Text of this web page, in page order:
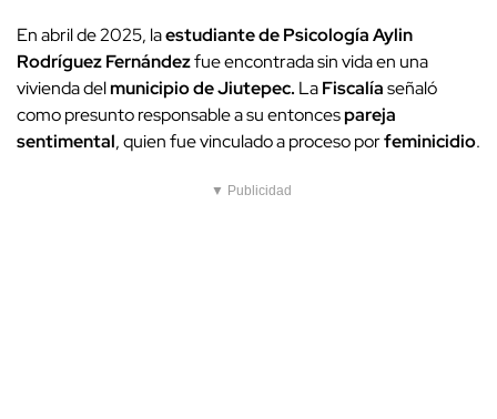
En abril de 2025, laestudiante de Psicología Aylin
Rodríguez Fernándezfue encontrada sin vida en una
vivienda delmunicipio de Jiutepec. LaFiscalíaseñaló
como presunto responsable a su entoncespareja
sentimental, quien fue vinculado a proceso porfeminicidio.
▼ Publicidad